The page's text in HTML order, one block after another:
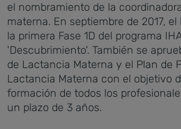
el nombramiento de la
materna. En septiembre de 2017,
la primera Fase 1D del programa
'Descubrimiento'. También se
de Lactancia Materna y el Plan de
Lactancia Materna con el objetivo
formación de todos los
un plazo de 3 años.